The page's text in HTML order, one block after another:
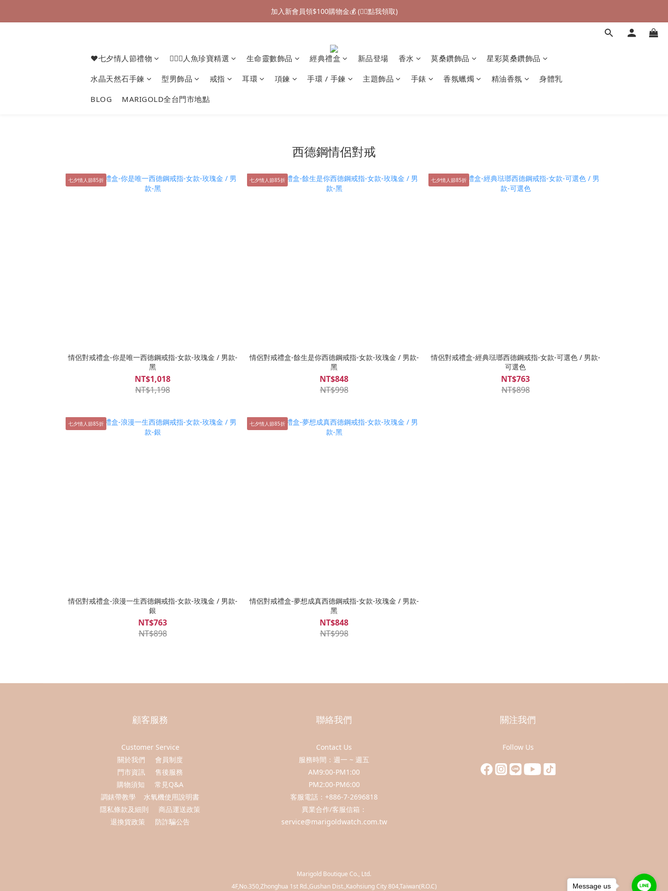
加入新會員領$100購物金💰 (👉🏻點我領取)
加入新會員領$100購物金💰 (👉🏻點我領取)
加入新會員領$100購物金💰 (👉🏻點我領取)
❤七夕情人節禮物 🧜🏻‍♀️人魚珍寶精選 生命靈數飾品 經典禮盒 新品登場 香水 莫桑鑽飾品 星彩莫桑鑽飾品
水晶天然石手鍊 型男飾品 戒指 耳環 項鍊 手環 / 手鍊 主題飾品 手錶 香氛蠟燭 精油香氛 身體乳
BLOG MARIGOLD全台門市地點
西德鋼情侶對戒
七夕情人節85折
情侶對戒禮盒-你是唯一西德鋼戒指-女款-玫瑰金 / 男款-
黑
NT$1,018
NT$1,198
七夕情人節85折
情侶對戒禮盒-餘生是你西德鋼戒指-女款-玫瑰金 / 男款-
黑
NT$848
NT$998
七夕情人節85折
情侶對戒禮盒-經典琺瑯西德鋼戒指-女款-可選色 / 男款-
可選色
NT$763
NT$898
七夕情人節85折
情侶對戒禮盒-浪漫一生西德鋼戒指-女款-玫瑰金 / 男款-
銀
NT$763
NT$898
七夕情人節85折
情侶對戒禮盒-夢想成真西德鋼戒指-女款-玫瑰金 / 男款-
黑
NT$848
NT$998
顧客服務
Customer Service
關於我們
會員制度
門市資訊
售後服務
購物須知
常見Q&A
調錶帶教學
水氧機使用說明書
隱私條款及細則
商品運送政策
退換貨政策
防詐騙公告
聯絡我們
Contact Us
服務時間：週一 ~ 週五
AM9:00-PM1:00
PM2:00-PM6:00
客服電話：+886-7-2696818
異業合作/客服信箱：
service@marigoldwatch.com.tw
關注我們
Follow Us
Marigold Boutique Co., Ltd.
​4F,No.350,Zhonghua 1st Rd.,Gushan Dist.,Kaohsiung City 804,Taiwan(R.O.C)
Message us